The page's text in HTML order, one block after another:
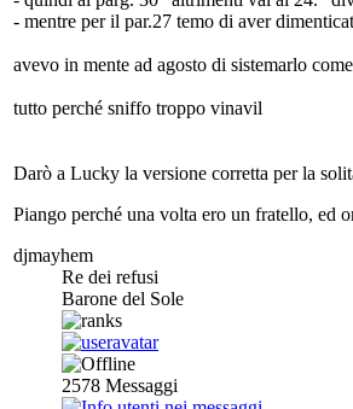
- mentre per il par.27 temo di aver
avevo in mente ad agosto di sistemarlo
tutto perché sniffo troppo vinavil
Darò a Lucky la versione corretta per la
Piango perché una volta ero un fratello, ed
djmayhem
Re dei refusi
Barone del Sole
2578 Messaggi